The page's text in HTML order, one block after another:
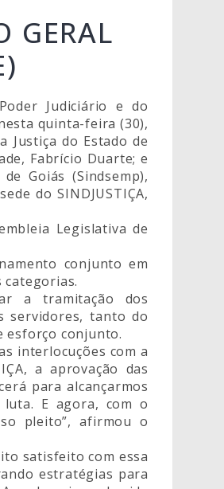
GERAL
Judiciário e do
quinta-feira (30),
Justiça do Estado de
Fabrício Duarte; e
Goiás (Sindsemp),
do SINDJUSTIÇA,
Legislativa de
conjunto em
a tramitação dos
servidores, tanto do
esforço conjunto.
interlocuções com a
a aprovação das
para alcançarmos
luta. E agora, com o
pleito”, afirmou o
satisfeito com essa
estratégias para